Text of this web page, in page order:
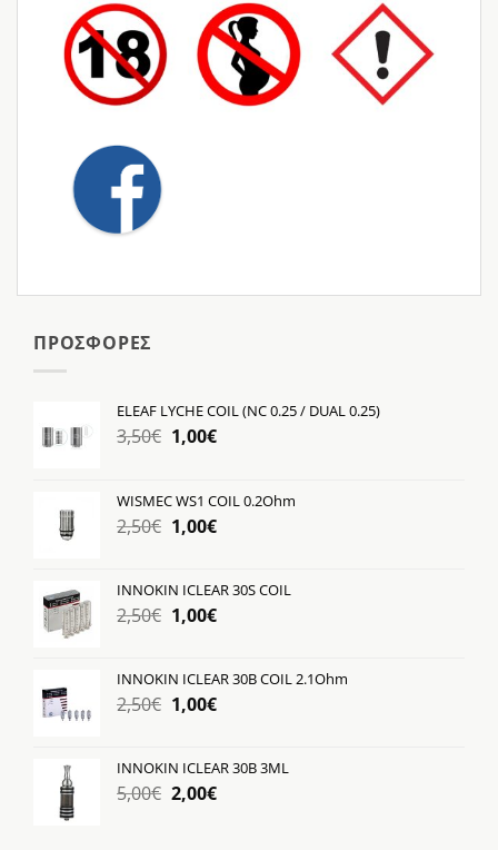
ΠΡΟΣΦΟΡΕΣ
ELEAF LYCHE COIL (NC 0.25 / DUAL 0.25)
3,50€ Original
3,50€.
1,00€Η
είναι:
1,00€.
WISMEC WS1 COIL 0.2Ohm
2,50€ Original
2,50€.
1,00€Η
είναι:
1,00€.
INNOKIN ICLEAR 30S COIL
2,50€ Original
2,50€.
1,00€Η
είναι:
1,00€.
INNOKIN ICLEAR 30B COIL 2.1Ohm
2,50€ Original
2,50€.
1,00€Η
είναι:
1,00€.
INNOKIN ICLEAR 30B 3ML
5,00€ Original
2,00€Η